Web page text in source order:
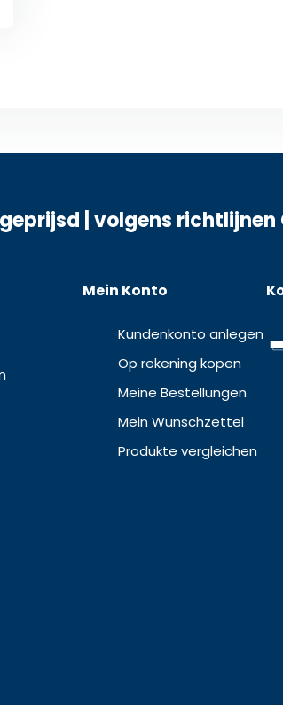
| volgens richtlijnen
Mein Konto
Kundenkonto anlegen
Op rekening kopen
Meine Bestellungen
Mein Wunschzettel
Produkte vergleichen